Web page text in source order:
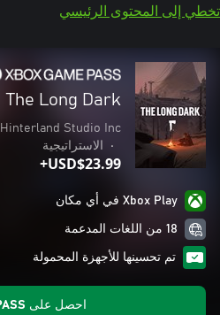
تخطي إلى المحتوى الرئيسي
The Long Dark
Hinterland Studio Inc
•
الاستراتيجية
USD$23.99+
Xbox Play في أي مكان
18 من اللغات المدعمة
تم تحسينها للأجهزة المحمولة
احصل على GAME PASS